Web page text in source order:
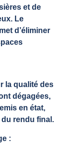
et de
Le
d’éliminer
la qualité des
dégagées,
en état,
rendu final.
: